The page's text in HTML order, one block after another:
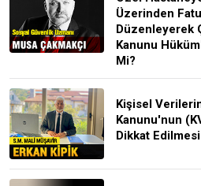
Üzerinden
Düzenleyerek
Kanunu
Mi?
Kişisel
Kanunu'nun
Dikkat